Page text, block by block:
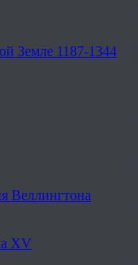
Земле 1187-1344
Веллингтона
XV